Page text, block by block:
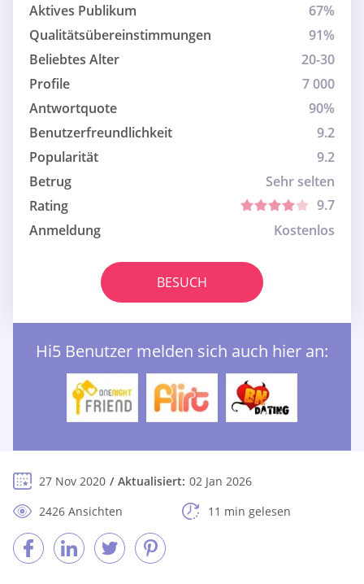
Aktives Publikum
67%
Qualitätsübereinstimmungen
91%
Beliebtes Alter
20-30
Profile
7 000
Antwortquote
90%
Benutzerfreundlichkeit
9.2
Popularität
9.2
Betrug
Sehr selten
Rating
9.7
Anmeldung
Kostenlos
BESUCH
Hi5 Benutzer melden sich auch hier an:
27 Nov 2020 Aktualisiert: 02 Jan 2026
2426 Ansichten
11 min gelesen